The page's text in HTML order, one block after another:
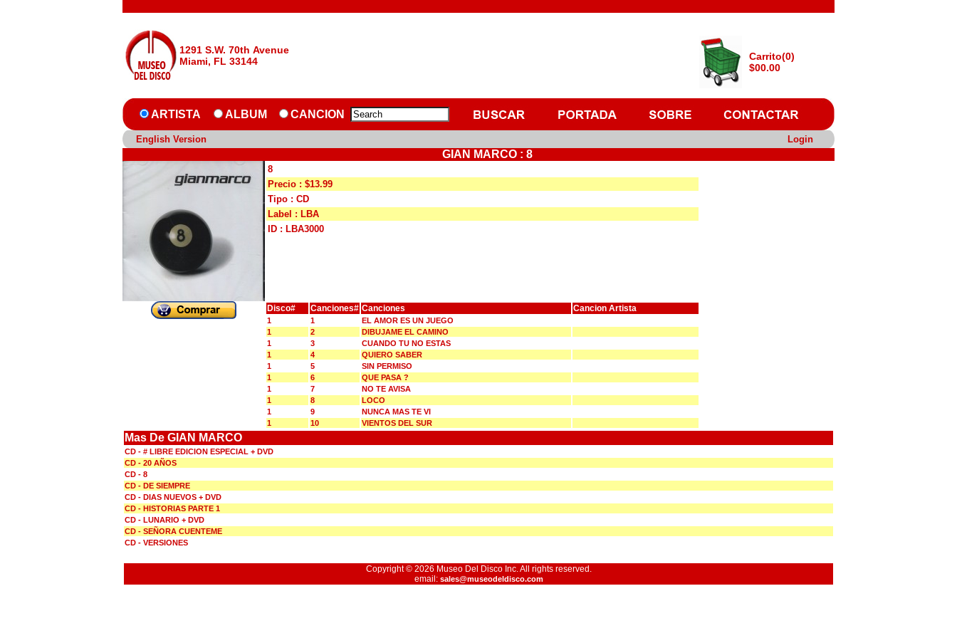
1291 S.W. 70th Avenue
Miami, FL 33144
Carrito(0)
$00.00
ARTISTA ALBUM CANCION
English Version Login
GIAN MARCO : 8
8
Precio : $13.99
Tipo : CD
Label : LBA
ID : LBA3000
Disco# Canciones# Canciones Cancion Artista
1 1
EL AMOR ES UN JUEGO
1
2
DIBUJAME EL CAMINO
1
3
CUANDO TU NO ESTAS
1
4
QUIERO SABER
1
5
SIN PERMISO
1
6
QUE PASA ?
1
7
NO TE AVISA
1
8
LOCO
1
9
NUNCA MAS TE VI
1
10 VIENTOS DEL SUR
Mas De GIAN MARCO
CD - # LIBRE EDICION ESPECIAL + DVD
CD - 20 AÑOS
CD - 8
CD - DE SIEMPRE
CD - DIAS NUEVOS + DVD
CD - HISTORIAS PARTE 1
CD - LUNARIO + DVD
CD - SEÑORA CUENTEME
CD - VERSIONES
Copyright © 2026 Museo Del Disco Inc. All rights reserved.
email: sales@museodeldisco.com